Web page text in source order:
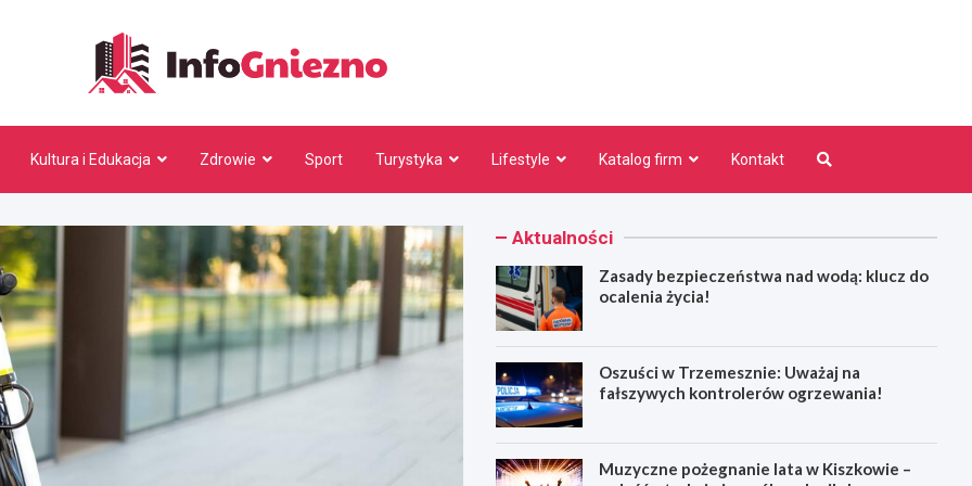
Kultura i Edukacja Zdrowie Sport Turystyka Lifestyle Katalog firm Kontakt
Aktualności
Zasady bezpieczeństwa nad wodą: klucz do
ocalenia życia!
Oszuści w Trzemesznie: Uważaj na
fałszywych kontrolerów ogrzewania!
Muzyczne pożegnanie lata w Kiszkowie –